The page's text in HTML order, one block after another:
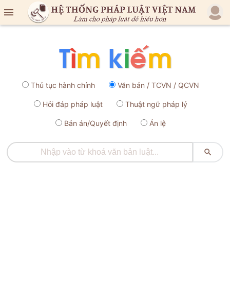

Thủ tục hành chính Văn bản / TCVN / QCVN
Hỏi đáp pháp luật Thuật ngữ pháp lý
Bản án/Quyết định Án lệ
